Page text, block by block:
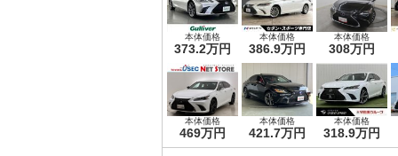
本体価格
373.2万円
本体価格
386.9万円
本体価格
308万円
本体価格
469万円
本体価格
421.7万円
本体価格
318.9万円